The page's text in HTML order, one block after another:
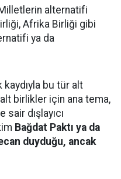
alternatifi
Afrika Birliği gibi
ya da
bu tür alt
birlikler için ana tema,
dışlayıcı
Bağdat Paktı ya da
duyduğu, ancak